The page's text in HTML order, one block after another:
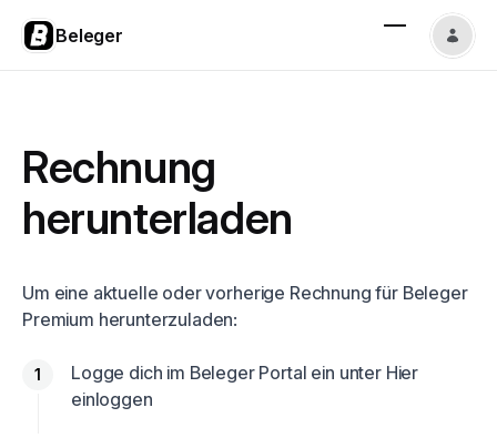
Beleger
Rechnung
herunterladen
Um eine aktuelle oder vorherige Rechnung für Beleger
Premium herunterzuladen:
Logge dich im Beleger Portal ein unter Hier
einloggen